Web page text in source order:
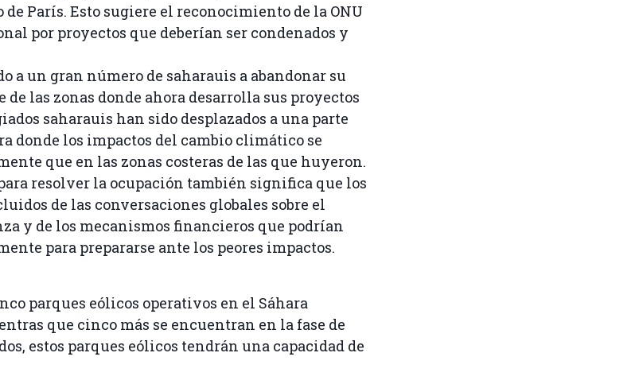
París. Esto sugiere el reconocimiento de la ONU
por proyectos que deberían ser condenados y
a un gran número de saharauis a abandonar su
las zonas donde ahora desarrolla sus proyectos
saharauis han sido desplazados a una parte
donde los impactos del cambio climático se
que en las zonas costeras de las que huyeron.
resolver la ocupación también significa que los
de las conversaciones globales sobre el
y de los mecanismos financieros que podrían
para prepararse ante los peores impactos.
parques eólicos operativos en el Sáhara
que cinco más se encuentran en la fase de
estos parques eólicos tendrán una capacidad de